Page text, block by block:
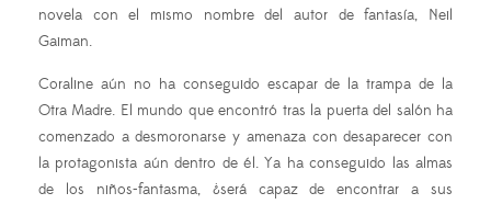
novela con el mismo nombre del autor de fantasía, Neil
Gaiman.
Coraline aún no ha conseguido escapar de la trampa de la
Otra Madre. El mundo que encontró tras la puerta del salón ha
comenzado a desmoronarse y amenaza con desaparecer con
la protagonista aún dentro de él. Ya ha conseguido las almas
de los niños-fantasma, ¿será capaz de encontrar a sus